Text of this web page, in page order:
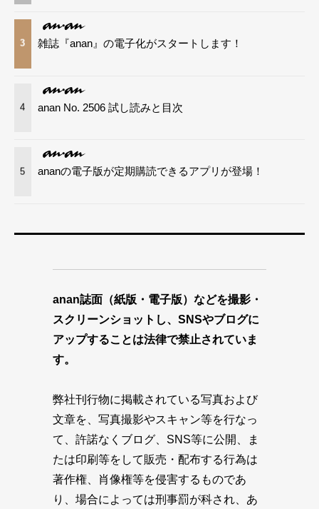
3 雑誌『anan』の電子化がスタートします！
4 anan No. 2506 試し読みと目次
5 ananの電子版が定期購読できるアプリが登場！
anan誌面（紙版・電子版）などを撮影・
スクリーンショットし、SNSやブログに
アップすることは法律で禁止されていま
す。
弊社刊行物に掲載されている写真および
文章を、写真撮影やスキャン等を行なっ
て、許諾なくブログ、SNS等に公開、ま
たは印刷等をして販売・配布する行為は
著作権、肖像権等を侵害するものであ
り、場合によっては刑事罰が科され、あ